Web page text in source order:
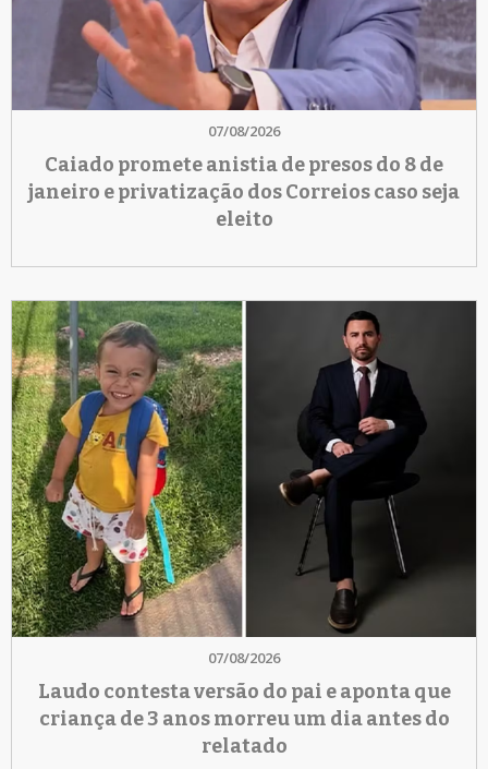
07/08/2026
Caiado promete anistia de presos do 8 de
janeiro e privatização dos Correios caso seja
eleito
07/08/2026
Laudo contesta versão do pai e aponta que
criança de 3 anos morreu um dia antes do
relatado